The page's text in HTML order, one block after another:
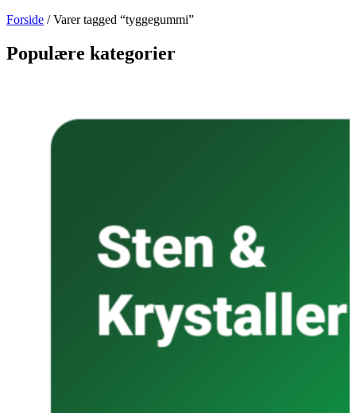
Forside / Varer tagged “tyggegummi”
Populære kategorier